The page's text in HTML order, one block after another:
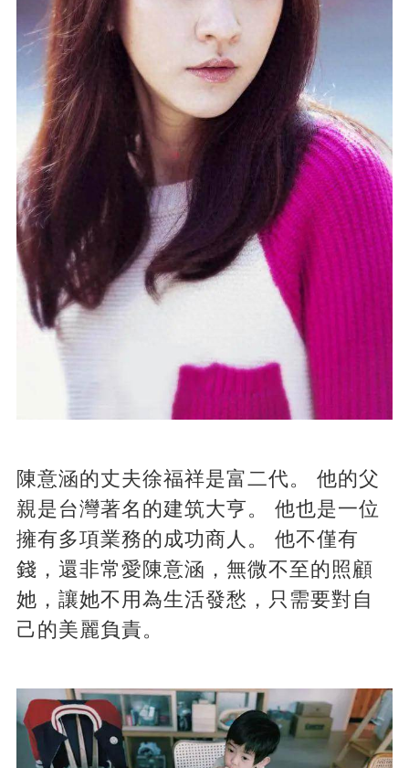
陳意涵的丈夫徐福祥是富二代。 他的父
親是台灣著名的建筑大亨。 他也是一位
擁有多項業務的成功商人。 他不僅有
錢，還非常愛陳意涵，無微不至的照顧
她，讓她不用為生活發愁，只需要對自
己的美麗負責。